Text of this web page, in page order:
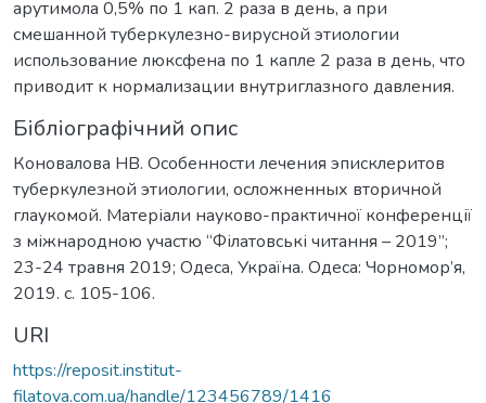
арутимола 0,5% по 1 кап. 2 раза в день, а при
смешанной туберкулезно-вирусной этиологии
использование люксфена по 1 капле 2 раза в день, что
приводит к нормализации внутриглазного давления.
Бібліографічний опис
Коновалова НВ. Особенности лечения эписклеритов
туберкулезной этиологии, осложненных вторичной
глаукомой. Матеріали науково-практичної конференції
з міжнародною участю “Філатовські читання – 2019”;
23-24 травня 2019; Одеса, Україна. Одеса: Чорномор’я,
2019. c. 105-106.
URI
https://reposit.institut-
filatova.com.ua/handle/123456789/1416